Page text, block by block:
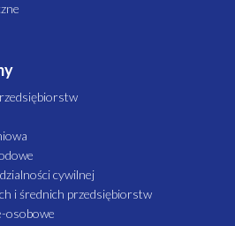
cywilnej
i średnich przedsiębiorstw
osobowe